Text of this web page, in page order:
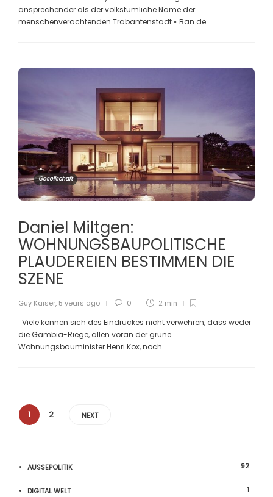
ansprechender als der volkstümliche Name der
menschenverachtenden Trabantenstadt « Ban de...
Gesellschaft
Daniel Miltgen:
WOHNUNGSBAUPOLITISCHE
PLAUDEREIEN BESTIMMEN DIE
SZENE
Guy Kaiser, 5 years ago 0 2 min
Viele können sich des Eindruckes nicht verwehren, dass weder
die Gambia-Riege, allen voran der grüne
Wohnungsbauminister Henri Kox, noch...
1 2 NEXT
AUSSEPOLITIK 92
DIGITAL WELT 1